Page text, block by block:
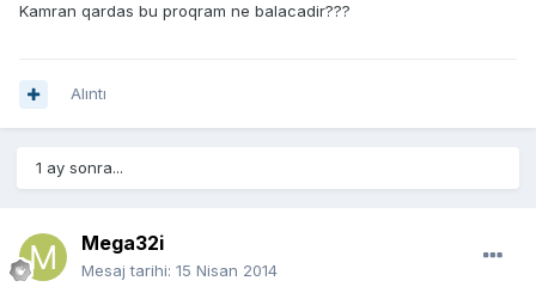
Kamran qardas bu proqram ne balacadir???
Alıntı
1 ay sonra...
Mega32i
Mesaj tarihi: 15 Nisan 2014